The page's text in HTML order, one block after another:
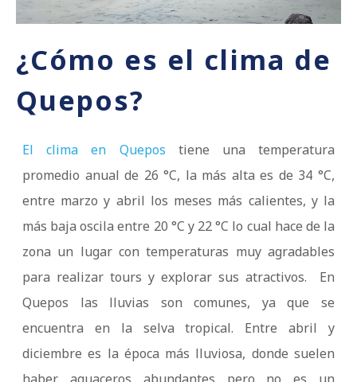
¿Cómo es el clima de
Quepos?
El clima en Quepos tiene una temperatura
promedio anual de 26 °C, la más alta es de 34 °C,
entre marzo y abril los meses más calientes, y la
más baja oscila entre 20 °C y 22 °C lo cual hace de la
zona un lugar con temperaturas muy agradables
para realizar tours y explorar sus atractivos. En
Quepos las lluvias son comunes, ya que se
encuentra en la selva tropical. Entre abril y
diciembre es la época más lluviosa, donde suelen